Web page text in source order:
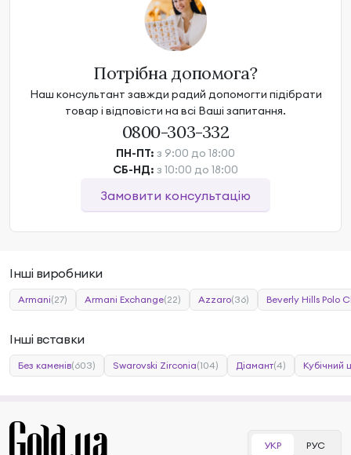
Потрібна допомога?
Наш консультант завжди радий допомогти підібрати
товар і відповісти на всі Ваші запитання.
0800-303-332
ПН-ПТ: з 9:00 до 18:00
СБ-НД: з 10:00 до 18:00
Замовити консультацію
Інші виробники
Armani(27) Armani Exchange(22) Azzaro(36) Beverly Hills Polo
Інші вставки
Без каменів(603) Swarovski Zirconia(104) Діамант(4) Кубічний
УКР РУС